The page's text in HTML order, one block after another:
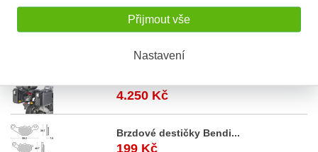
Přijmout vše
Nastavení
Opěrka pro kufr Givi E470 Simply
4.250 Kč
Brzdové destičky Bendi...
199 Kč